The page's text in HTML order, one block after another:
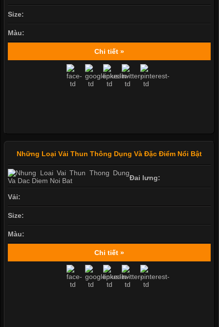
Size:
Màu:
Chi tiết »
Những Loại Vải Thun Thông Dụng Và Đặc Điểm Nổi Bật
Đai lưng:
Vải:
Size:
Màu:
Chi tiết »